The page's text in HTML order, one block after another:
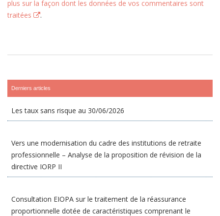
plus sur la façon dont les données de vos commentaires sont
traitées
.
Derniers articles
Les taux sans risque au 30/06/2026
Vers une modernisation du cadre des institutions de retraite
professionnelle – Analyse de la proposition de révision de la
directive IORP II
Consultation EIOPA sur le traitement de la réassurance
proportionnelle dotée de caractéristiques comprenant le